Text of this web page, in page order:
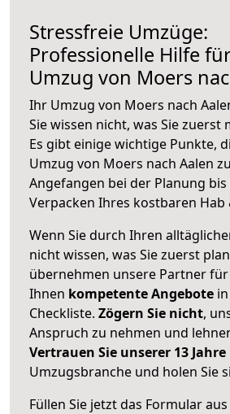
Stressfreie Umzüge:
Professionelle Hilfe
Umzug von Moers
Ihr Umzug von Moers nach
Sie wissen nicht, was Sie zuerst
Es gibt einige wichtige Punkte,
Umzug von Moers nach Aalen
Angefangen bei der Planung
Verpacken Ihres kostbaren Hab
Wenn Sie durch Ihren
nicht wissen, was Sie zuerst
übernehmen unsere Partner für
Ihnen kompetente Angebote
Checkliste. Zögern Sie nicht,
Anspruch zu nehmen und
Vertrauen Sie unserer 13
Umzugsbranche und holen Sie
Füllen Sie jetzt das Formular